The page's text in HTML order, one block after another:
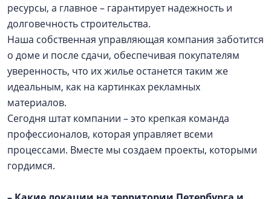
ресурсы, а главное – гарантирует надежность и
долговечность строительства.
Наша собственная управляющая компания заботится
о доме и после сдачи, обеспечивая покупателям
уверенность, что их жилье останется таким же
идеальным, как на картинках рекламных
материалов.
Сегодня штат компании – это крепкая команда
профессионалов, которая управляет всеми
процессами. Вместе мы создаем проекты, которыми
гордимся.